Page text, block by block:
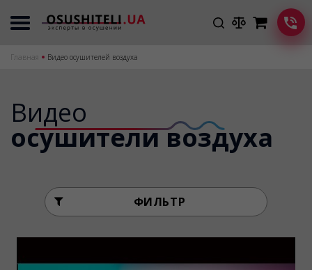
Главная Видео осушителей воздуха
Видео
осушители воздуха
ФИЛЬТР